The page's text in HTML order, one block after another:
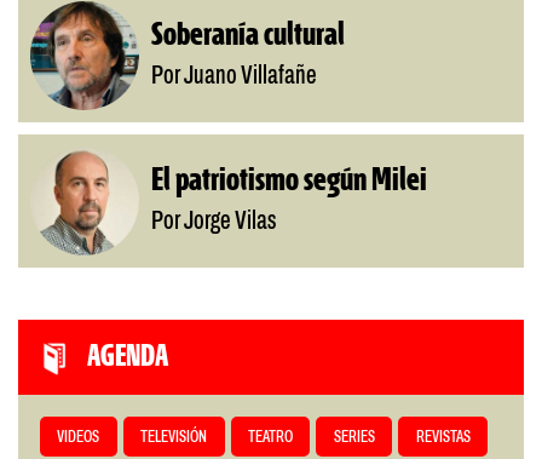
Soberanía cultural
Por Juano Villafañe
El patriotismo según Milei
Por Jorge Vilas
AGENDA
VIDEOS TELEVISIÓN TEATRO SERIES REVISTAS